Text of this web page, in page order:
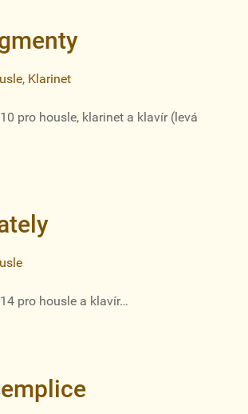
, Klarinet
pro housle, klarinet a klavír (levá
pro housle a klavír…